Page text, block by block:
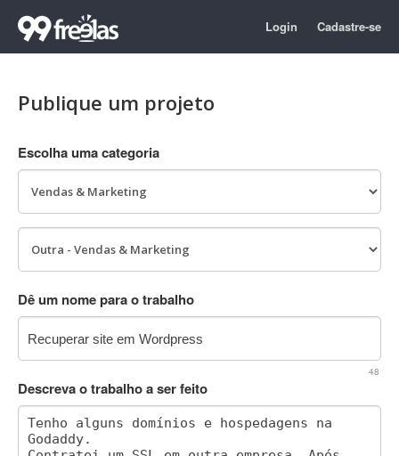
Login Cadastre-se
Publique um projeto
Escolha uma categoria
Dê um nome para o trabalho
48
Descreva o trabalho a ser feito